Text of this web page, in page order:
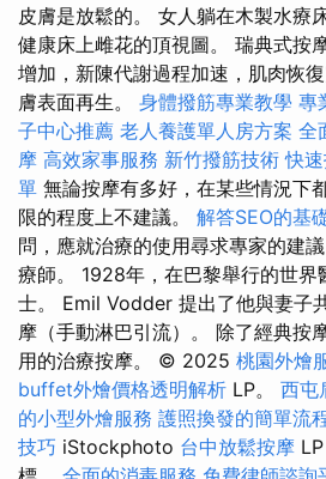
皮膚是放鬆的。 女人躺在木製水療
健康床上雌花的頂視圖。 瑞典式按
增加，新陳代謝過程加速，肌肉恢
膚表面再生。 身體撥筋專業教學 專
子中心推薦 老人養護單人房方案 全
摩 高效家事服務 新竹撥筋技術 快
單 無論按摩有多好，在某些情況下
限的程度上不建議。 解答SEO的基
問，應就治療的使用尋求專家的建
療師。 1928年，在巴黎舉行的世界
士。 Emil Vodder 提出了他與妻子
摩（手動淋巴引流）。 除了經典按
用的治療按摩。 © 2025 桃園外燴
buffet外燴價格透明解析 LP。 西屯
的小型外燴服務 護照換發的簡單流
技巧 iStockphoto 台中放鬆按摩 LP